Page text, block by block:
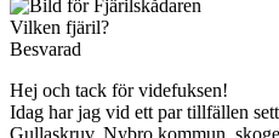
Vilken fjäril?
Besvarad
Hej och tack för videfuksen!
Idag har jag vid ett par tillfällen
Gullaskruv, Nybro kommun,